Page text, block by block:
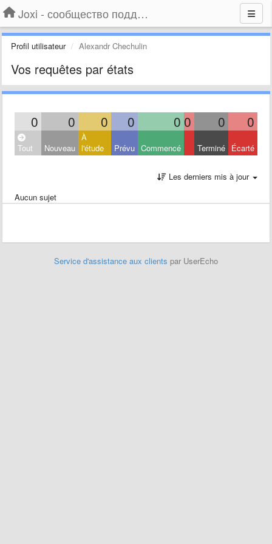
Joxi - сообщество поддержки
Profil utilisateur Alexandr Chechulin
Vos requêtes par états
0 0 0 0 0 0 0 0
Tout Nouveau
À
l'étude
Prévu Commencé Terminé Écarté
Les derniers mis à jour
Aucun sujet
Service d'assistance aux clients par UserEcho